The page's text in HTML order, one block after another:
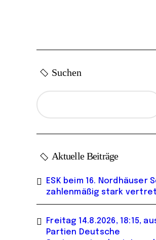
Suchen
Aktuelle Beiträge
ESK beim 16. Nordhäuser
zahlenmäßig stark
Freitag 14.8.2026, 18:15,
Partien Deutsche